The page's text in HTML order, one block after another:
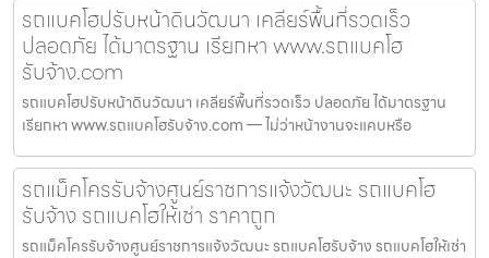
รถแบคโฮปรับหน้าดินวัฒนา เคลียร์พื้นที่รวดเร็ว
ปลอดภัย ได้มาตรฐาน เรียกหา www.รถแบคโฮ
รับจ้าง.com
รถแบคโฮปรับหน้าดินวัฒนา เคลียร์พื้นที่รวดเร็ว ปลอดภัย ได้มาตรฐาน
เรียกหา www.รถแบคโฮรับจ้าง.com — ไม่ว่าหน้างานจะแคบหรือ
รถแม็คโครรับจ้างศูนย์ราชการแจ้งวัฒนะ รถแบคโฮ
รับจ้าง รถแบคโฮให้เช่า ราคาถูก
รถแม็คโครรับจ้างศูนย์ราชการแจ้งวัฒนะ รถแบคโฮรับจ้าง รถแบคโฮให้เช่า